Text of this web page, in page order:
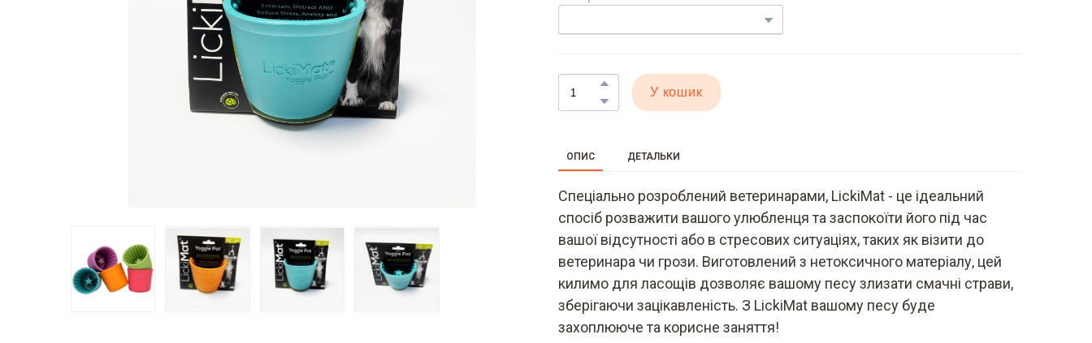
У кошик
ОПИС ДЕТАЛЬКИ
Спеціально розроблений ветеринарами, LickiMat - це ідеальний
спосіб розважити вашого улюбленця та заспокоїти його під час
вашої відсутності або в стресових ситуаціях, таких як візити до
ветеринара чи грози. Виготовлений з нетоксичного матеріалу, цей
килимо для ласощів дозволяє вашому песу злизати смачні страви,
зберігаючи зацікавленість. З LickiMat вашому песу буде
захоплююче та корисне заняття!